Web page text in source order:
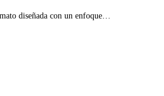
diseñada con un enfoque…